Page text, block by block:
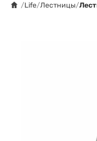
/Life/Лестницы/